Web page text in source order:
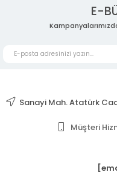
E-
Sanayi Mah. Atatürk
Müşteri